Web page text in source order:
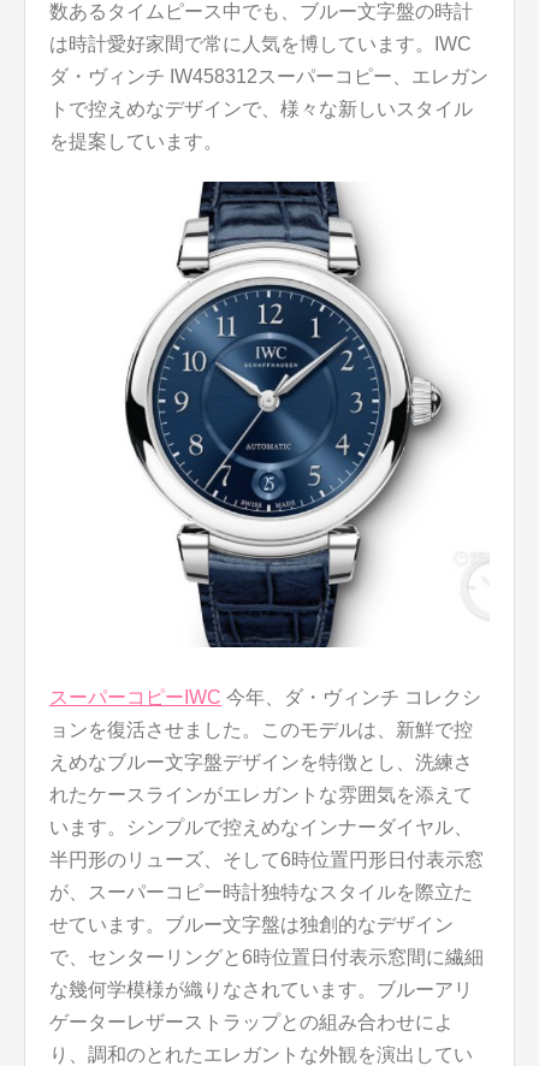
数あるタイムピース中でも、ブルー文字盤の時計
は時計愛好家間で常に人気を博しています。IWC
ダ・ヴィンチ IW458312スーパーコピー、エレガン
トで控えめなデザインで、様々な新しいスタイル
を提案しています。
スーパーコピーIWC 今年、ダ・ヴィンチ コレクシ
ョンを復活させました。このモデルは、新鮮で控
えめなブルー文字盤デザインを特徴とし、洗練さ
れたケースラインがエレガントな雰囲気を添えて
います。シンプルで控えめなインナーダイヤル、
半円形のリューズ、そして6時位置円形日付表示窓
が、スーパーコピー時計独特なスタイルを際立た
せています。ブルー文字盤は独創的なデザイン
で、センターリングと6時位置日付表示窓間に繊細
な幾何学模様が織りなされています。ブルーアリ
ゲーターレザーストラップとの組み合わせによ
り、調和のとれたエレガントな外観を演出してい